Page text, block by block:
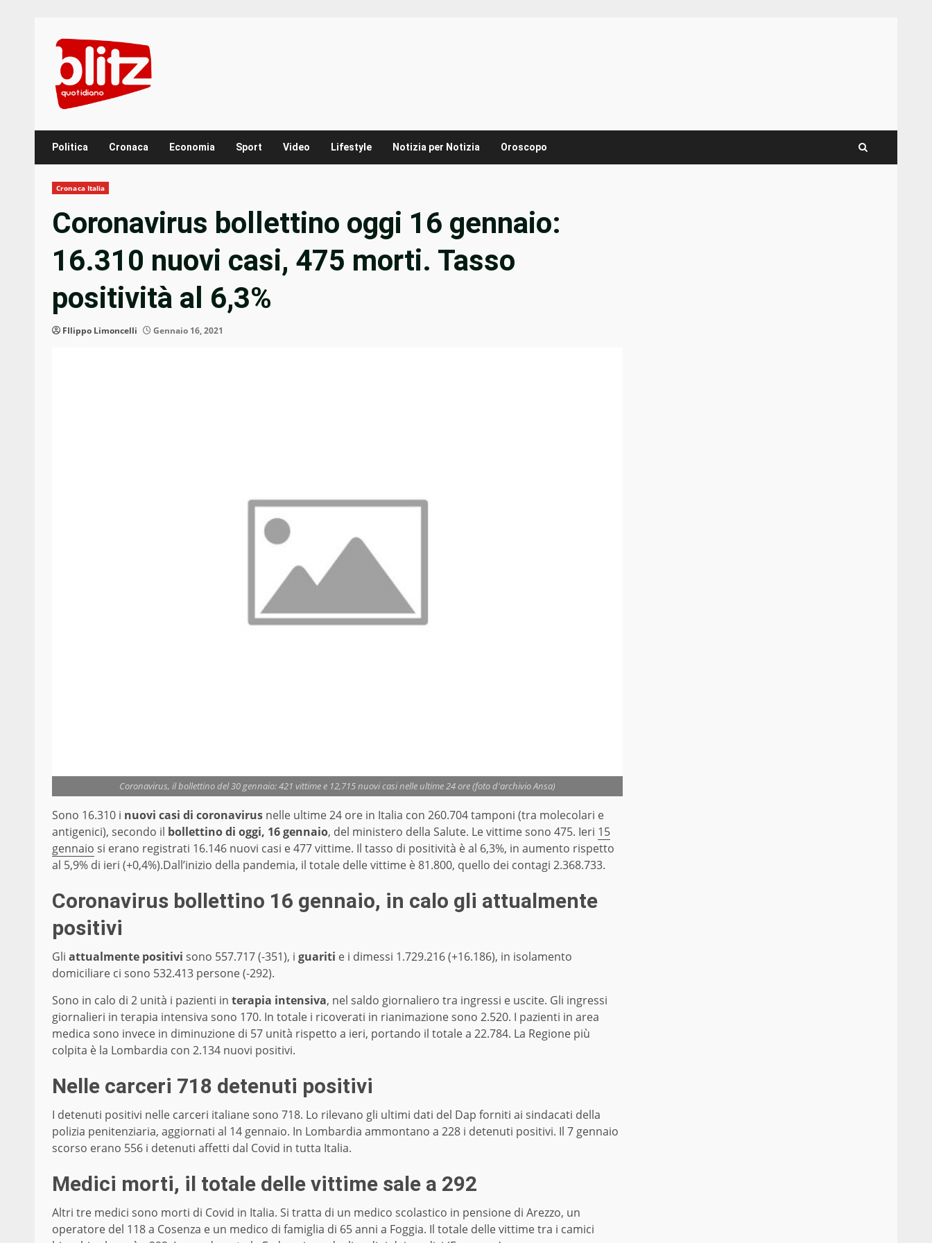
content
Politica Cronaca Economia Sport Video Lifestyle Notizia per Notizia Oroscopo
Cronaca Italia
Coronavirus bollettino oggi 16 gennaio:
16.310 nuovi casi, 475 morti. Tasso
positività al 6,3%
FIlippo Limoncelli Gennaio 16, 2021
Coronavirus, il bollettino del 30 gennaio: 421 vittime e 12,715 nuovi casi nelle ultime 24 ore (foto d'archivio Ansa)
Sono 16.310 i nuovi casi di coronavirus nelle ultime 24 ore in Italia con 260.704 tamponi (tra molecolari e
antigenici), secondo il bollettino di oggi, 16 gennaio, del ministero della Salute. Le vittime sono 475. Ieri 15
gennaio si erano registrati 16.146 nuovi casi e 477 vittime. Il tasso di positività è al 6,3%, in aumento rispetto
al 5,9% di ieri (+0,4%).Dall’inizio della pandemia, il totale delle vittime è 81.800, quello dei contagi 2.368.733.
Coronavirus bollettino 16 gennaio, in calo gli attualmente
positivi
Gli attualmente positivi sono 557.717 (-351), i guariti e i dimessi 1.729.216 (+16.186), in isolamento
domiciliare ci sono 532.413 persone (-292).
Sono in calo di 2 unità i pazienti in terapia intensiva, nel saldo giornaliero tra ingressi e uscite. Gli ingressi
giornalieri in terapia intensiva sono 170. In totale i ricoverati in rianimazione sono 2.520. I pazienti in area
medica sono invece in diminuzione di 57 unità rispetto a ieri, portando il totale a 22.784. La Regione più
colpita è la Lombardia con 2.134 nuovi positivi.
Nelle carceri 718 detenuti positivi
I detenuti positivi nelle carceri italiane sono 718. Lo rilevano gli ultimi dati del Dap forniti ai sindacati della
polizia penitenziaria, aggiornati al 14 gennaio. In Lombardia ammontano a 228 i detenuti positivi. Il 7 gennaio
scorso erano 556 i detenuti affetti dal Covid in tutta Italia.
Medici morti, il totale delle vittime sale a 292
Altri tre medici sono morti di Covid in Italia. Si tratta di un medico scolastico in pensione di Arezzo, un
operatore del 118 a Cosenza e un medico di famiglia di 65 anni a Foggia. Il totale delle vittime tra i camici